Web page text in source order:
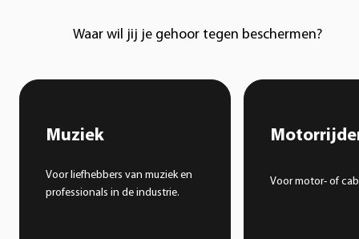
Waar wil jij je gehoor tegen beschermen?
Muziek
Voor liefhebbers van muziek en
professionals in de industrie.
Voor motor- of